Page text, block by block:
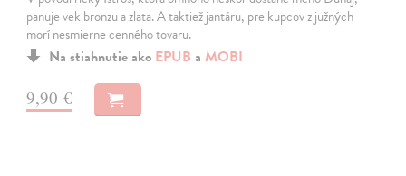
panuje vek bronzu a zlata. A taktiež jantáru, pre kupcov z južných
morí nesmierne cenného tovaru.
Na stiahnutie ako EPUB a MOBI
9,90 €